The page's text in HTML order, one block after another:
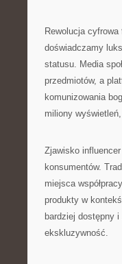
Rewolucja
doświadczamy
statusu. Media
przedmiotów, a
komunizowania
miliony
Zjawisko
konsumentów.
miejsca
produkty w
bardziej dostępny
ekskluzywność.